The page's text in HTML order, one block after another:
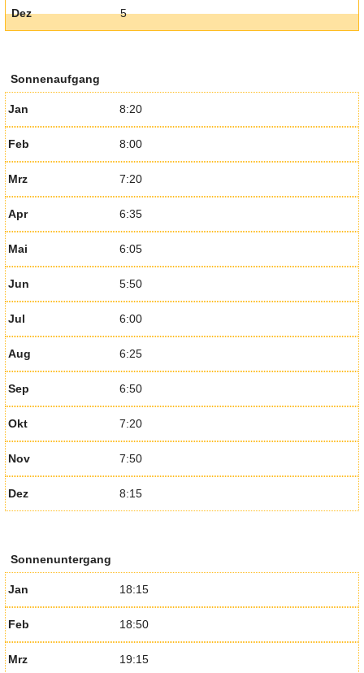
Dez 5
Sonnenaufgang
Jan 8:20
Feb 8:00
Mrz 7:20
Apr 6:35
Mai 6:05
Jun 5:50
Jul 6:00
Aug 6:25
Sep 6:50
Okt 7:20
Nov 7:50
Dez 8:15
Sonnenuntergang
Jan 18:15
Feb 18:50
Mrz 19:15